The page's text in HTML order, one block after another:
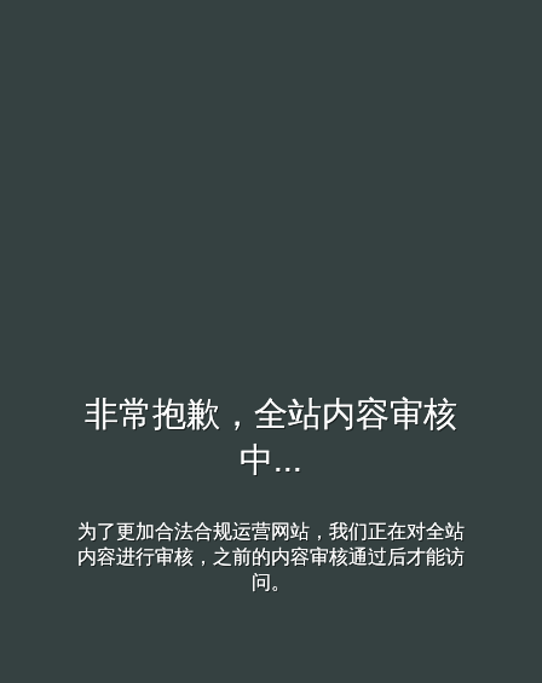
非常抱歉，全站内容审核
中...
为了更加合法合规运营网站，我们正在对全站
内容进行审核，之前的内容审核通过后才能访
问。
非常抱歉，全站内容审核
中...
为了更加合法合规运营网站，我们正在对全站
内容进行审核，之前的内容审核通过后才能访
问。